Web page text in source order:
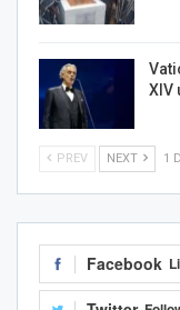
XIV
PREV NEXT 1
Facebook